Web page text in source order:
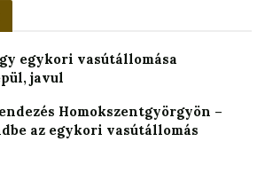
egykori vasútállomása
javul
Homokszentgyörgyön –
az egykori vasútállomás